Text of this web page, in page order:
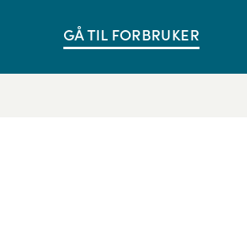
GÅ TIL FORBRUKER